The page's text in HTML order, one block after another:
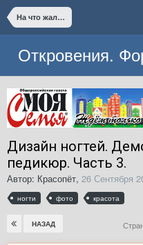
На что жалуетесь
Откровения.
Дизайн ногтей.
педикюр. Часть 3.
Автор: Красопёт, 26 Сентября
ногти фото красота
НАЗАД